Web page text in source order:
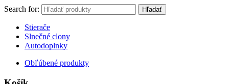
Search for: Hľadať
Stierače
Slnečné clony
Autodoplnky
Obľúbené produkty